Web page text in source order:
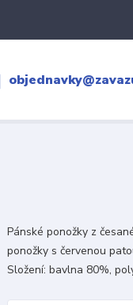
Pánské ponožky z
ponožky s červenou
Složení: bavlna 80%,